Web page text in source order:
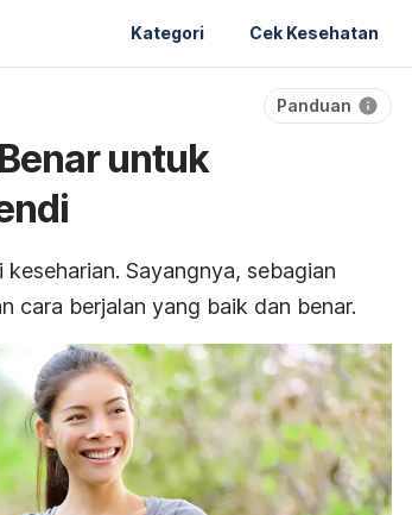
Kategori Cek Kesehatan
Panduan
untuk
Sayangnya, sebagian
cara berjalan yang baik dan benar.